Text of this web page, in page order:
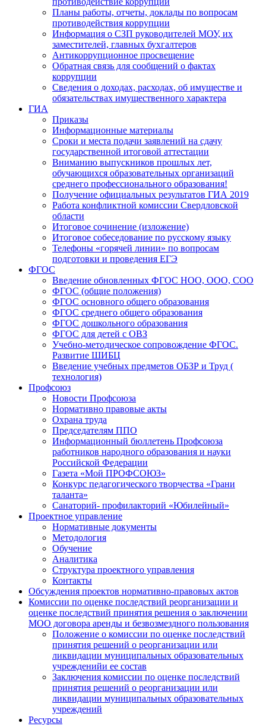
Планы работы, отчеты, доклады по вопросам
противодействия коррупции
Информация о СЗП руководителей МОУ, их
заместителей, главных бухгалтеров
Антикоррупционное просвещение
Обратная связь для сообщений о фактах
коррупции
Сведения о доходах, расходах, об имуществе и
обязательствах имущественного характера
ГИА
Приказы
Информационные материалы
Сроки и места подачи заявлений на сдачу
государственной итоговой аттестации
Вниманию выпускников прошлых лет,
обучающихся образовательных организаций
среднего профессионального образования!
Получение официальных результатов ГИА 2019
Работа конфликтной комиссии Свердловской
области
Итоговое сочинение (изложение)
Итоговое собеседование по русскому языку
Телефоны «горячей линии» по вопросам
подготовки и проведения ЕГЭ
ФГОС
Введение обновленных ФГОС НОО, ООО, СОО
ФГОС (общие положения)
ФГОС основного общего образования
ФГОС среднего общего образования
ФГОС дошкольного образования
ФГОС для детей с ОВЗ
Учебно-методическое сопровождение ФГОС.
Развитие ШИБЦ
Введение учебных предметов ОБЗР и Труд (
технология)
Профсоюз
Новости Профсоюза
Нормативно правовые акты
Охрана труда
Председателям ППО
Информационный бюллетень Профсоюза
работников народного образования и науки
Российской Федерации
Газета «Мой ПРОФСОЮЗ»
Конкурс педагогического творчества «Грани
таланта»
Санаторий- профилакторий «Юбилейный»
Проектное управление
Нормативные документы
Методология
Обучение
Аналитика
Структура проектного управления
Контакты
Обсуждения проектов нормативно-правовых актов
Комиссии по оценке последствий реорганизации и
оценке последствий принятия решения о заключении
МОО договора аренды и безвозмездного пользования
Положение о комиссии по оценке последствий
принятия решений о реорганизации или
ликвидации муниципальных образовательных
учрежденийи ее состав
Заключения комиссии по оценке последствий
принятия решений о реорганизации или
ликвидации муниципальных образовательных
учреждений
Ресурсы